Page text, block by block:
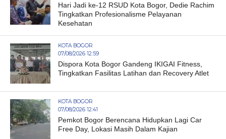
Hari Jadi ke-12 RSUD Kota Bogor, Dedie Rachim
Tingkatkan Profesionalisme Pelayanan
Kesehatan
KOTA BOGOR
07/08/2026 12:59
Dispora Kota Bogor Gandeng IKIGAI Fitness,
Tingkatkan Fasilitas Latihan dan Recovery Atlet
KOTA BOGOR
07/08/2026 12:41
Pemkot Bogor Berencana Hidupkan Lagi Car
Free Day, Lokasi Masih Dalam Kajian